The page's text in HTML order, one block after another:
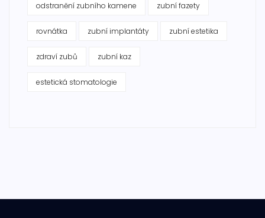
odstranění zubního kamene zubní fazety
rovnátka zubní implantáty zubní estetika
zdraví zubů zubní kaz
estetická stomatologie